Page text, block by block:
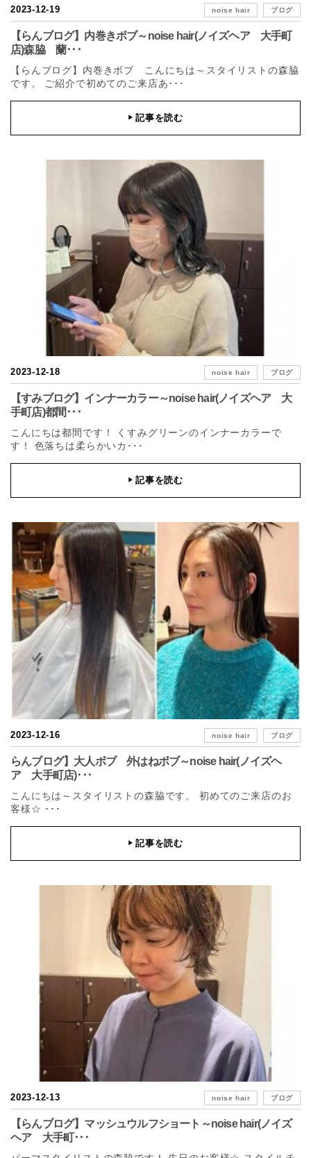
2023-12-19 noise hair ブログ
【らんブログ】内巻きボブ～noise hair(ノイズヘア 大手町
店)森脇 蘭･･･
【らんブログ】内巻きボブ こんにちは～スタイリストの森脇
です。 ご紹介で初めてのご来店あ･･･
▶記事を読む
2023-12-18 noise hair ブログ
【すみブログ】インナーカラー～noise hair(ノイズヘア 大
手町店)都間･･･
こんにちは都間です！ くすみグリーンのインナーカラーで
す！ 色落ちは柔らかいカ･･･
▶記事を読む
2023-12-16 noise hair ブログ
らんブログ】大人ボブ 外はねボブ～noise hair(ノイズヘ
ア 大手町店)･･･
こんにちは～スタイリストの森脇です。 初めてのご来店のお
客様☆ ･･･
▶記事を読む
2023-12-13 noise hair ブログ
【らんブログ】マッシュウルフショート～noise hair(ノイズ
ヘア 大手町･･･